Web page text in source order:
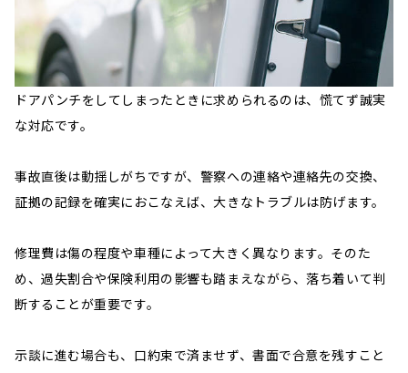
ドアパンチをしてしまったときに求められるのは、慌てず誠実
な対応です。
事故直後は動揺しがちですが、警察への連絡や連絡先の交換、
証拠の記録を確実におこなえば、大きなトラブルは防げます。
修理費は傷の程度や車種によって大きく異なります。そのた
め、過失割合や保険利用の影響も踏まえながら、落ち着いて判
断することが重要です。
示談に進む場合も、口約束で済ませず、書面で合意を残すこと